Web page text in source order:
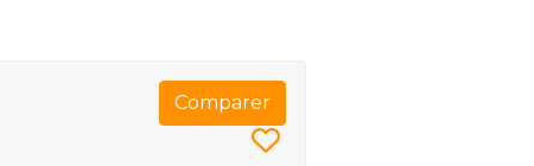
Comparer